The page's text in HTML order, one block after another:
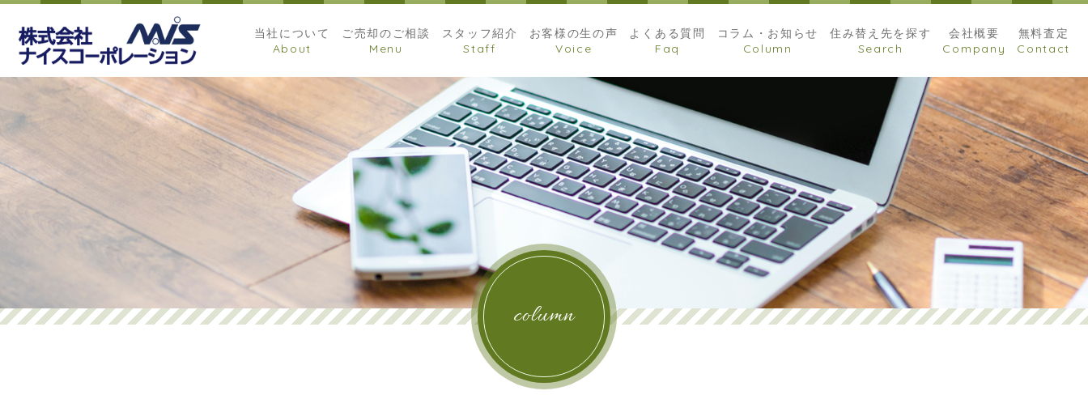
当社について ご売却のご相談 スタッフ紹介 お客様の生の声 よくある質問 コラム・お知らせ 住み替え先を探す 会社概要 無料査定
column